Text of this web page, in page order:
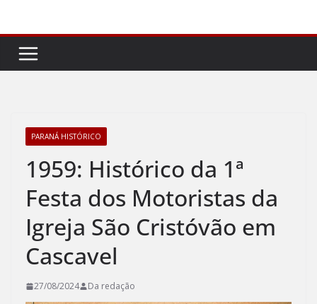
conteúdo
PARANÁ HISTÓRICO
1959: Histórico da 1ª
Festa dos Motoristas da
Igreja São Cristóvão em
Cascavel
27/08/2024 Da redação